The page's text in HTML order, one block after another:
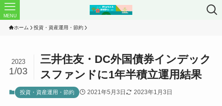
MENU
ホーム 投資・資産運用・節約
三井住友・DC外国債券インデック
スファンドに1年半積立運用結果
2023
1/03
投資・資産運用・節約 2021年5月3日 2023年1月3日